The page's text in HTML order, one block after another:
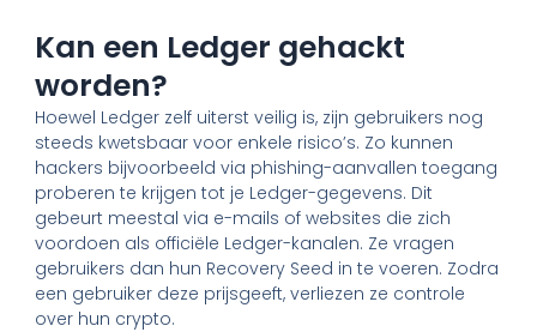
Kan een Ledger gehackt
worden?
Hoewel Ledger zelf uiterst veilig is, zijn gebruikers nog
steeds kwetsbaar voor enkele risico’s. Zo kunnen
hackers bijvoorbeeld via phishing-aanvallen toegang
proberen te krijgen tot je Ledger-gegevens. Dit
gebeurt meestal via e-mails of websites die zich
voordoen als officiële Ledger-kanalen. Ze vragen
gebruikers dan hun Recovery Seed in te voeren. Zodra
een gebruiker deze prijsgeeft, verliezen ze controle
over hun crypto.